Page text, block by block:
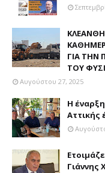
ΓΙΑ ΤΗΝ
ΤΟΥ
Αυγούστου 27, 2025
Η
Αττικής
Γιάννης